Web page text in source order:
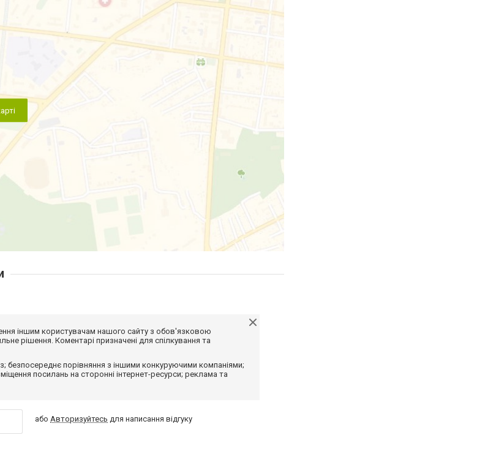
іншим користувачам нашого сайту з обов'язковою
рішення. Коментарі призначені для спілкування та
безпосереднє порівняння з іншими конкуруючими компаніями;
посилань на сторонні інтернет-ресурси; реклама та
або Авторизуйтесь для написання відгуку